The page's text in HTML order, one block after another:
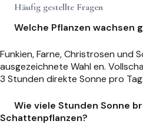
Häufig gestellte Fragen
Welche Pflanzen wachsen
Funkien, Farne, Christrosen und
ausgezeichnete Wahl en.
3 Stunden direkte Sonne pro Tag.
Wie viele Stunden Sonne
Schattenpflanzen?